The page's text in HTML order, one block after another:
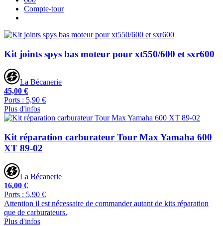
Compte-tour
Kit joints spys bas moteur pour xt550/600 et sxr600
La Bécanerie
45,00 €
Ports : 5,90 €
Plus d'infos
Kit réparation carburateur Tour Max Yamaha 600
XT 89-02
La Bécanerie
16,00 €
Ports : 5,90 €
Attention il est nécessaire de commander autant de kits réparation
que de carburateurs.
Plus d'infos